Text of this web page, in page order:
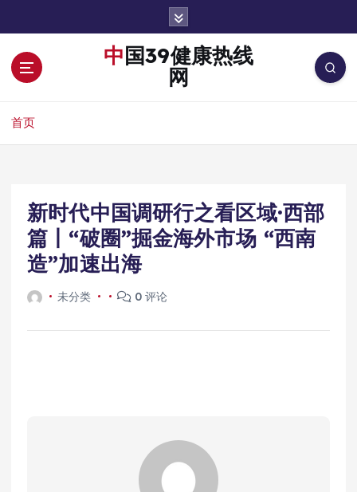
中国39健康热线
网
首页
新时代中国调研行之看区域·西部
篇丨“破圈”掘金海外市场 “西南
造”加速出海
未分类 0 评论